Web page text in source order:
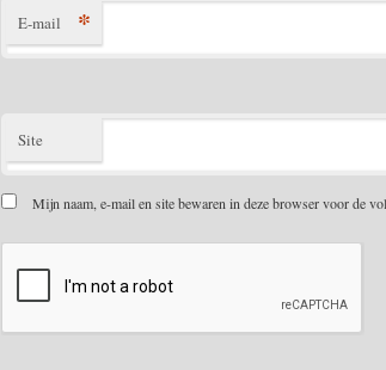
E-mail *
Site
Mijn naam, e-mail en site bewaren in deze browser voor de